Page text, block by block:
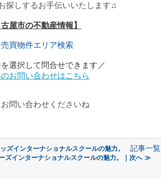
探しするお手伝いいたします♫
古屋市の不動産情報】
売買物件エリア検索
選択して問合せできます／
お問い合わせはこちら
問い合わせくださいね
インターナショナルスクールの魅力。 記事一覧
ズインターナショナルスクールの魅力。｜次へ ≫